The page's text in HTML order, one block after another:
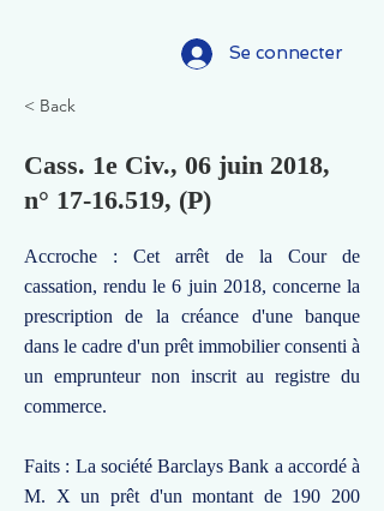
Se connecter
< Back
Cass. 1e Civ., 06 juin 2018,
n° 17-16.519, (P)
Accroche : Cet arrêt de la Cour de
cassation, rendu le 6 juin 2018, concerne la
prescription de la créance d'une banque
dans le cadre d'un prêt immobilier consenti à
un emprunteur non inscrit au registre du
commerce.
Faits : La société Barclays Bank a accordé à
M. X un prêt d'un montant de 190 200